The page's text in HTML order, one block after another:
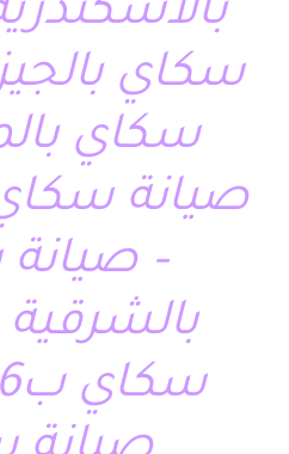
سكاي
سكاي
صيانة سكاي
–